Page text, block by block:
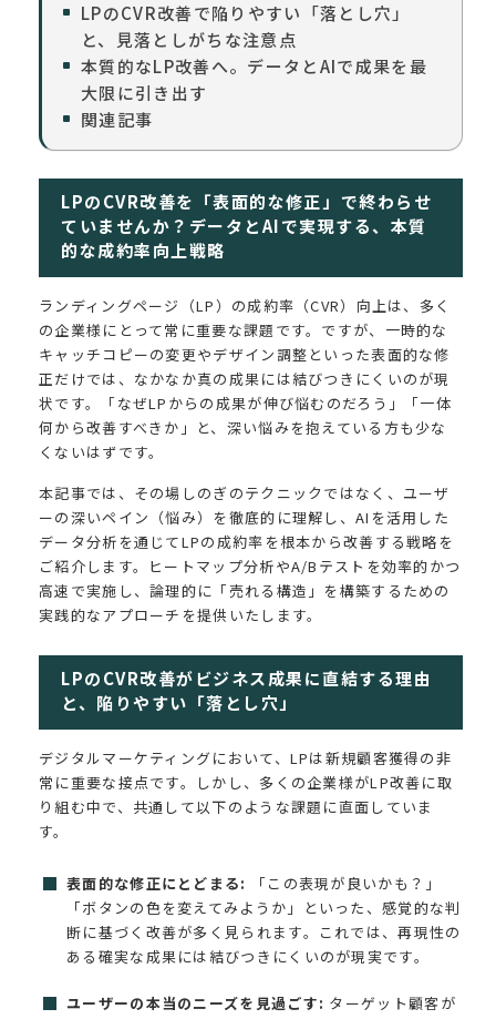
LPのCVR改善で陥りやすい「落とし穴」
と、見落としがちな注意点
本質的なLP改善へ。データとAIで成果を最
大限に引き出す
関連記事
LPのCVR改善を「表面的な修正」で終わらせ
ていませんか？データとAIで実現する、本質
的な成約率向上戦略
ランディングページ（LP）の成約率（CVR）向上は、多く
の企業様にとって常に重要な課題です。ですが、一時的な
キャッチコピーの変更やデザイン調整といった表面的な修
正だけでは、なかなか真の成果には結びつきにくいのが現
状です。「なぜLPからの成果が伸び悩むのだろう」「一体
何から改善すべきか」と、深い悩みを抱えている方も少な
くないはずです。
本記事では、その場しのぎのテクニックではなく、ユーザ
ーの深いペイン（悩み）を徹底的に理解し、AIを活用した
データ分析を通じてLPの成約率を根本から改善する戦略を
ご紹介します。ヒートマップ分析やA/Bテストを効率的かつ
高速で実施し、論理的に「売れる構造」を構築するための
実践的なアプローチを提供いたします。
LPのCVR改善がビジネス成果に直結する理由
と、陥りやすい「落とし穴」
デジタルマーケティングにおいて、LPは新規顧客獲得の非
常に重要な接点です。しかし、多くの企業様がLP改善に取
り組む中で、共通して以下のような課題に直面していま
す。
表面的な修正にとどまる:
「この表現が良いかも？」
「ボタンの色を変えてみようか」といった、感覚的な判
断に基づく改善が多く見られます。これでは、再現性の
ある確実な成果には結びつきにくいのが現実です。
ユーザーの本当のニーズを見過ごす: ターゲット顧客が